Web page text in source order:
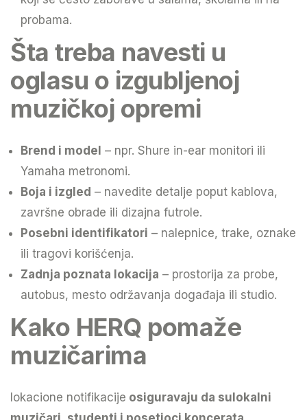
probama.
Šta treba navesti u
oglasu o izgubljenoj
muzičkoj opremi
Brend i model – npr. Shure in-ear monitori ili
Yamaha metronomi.
Boja i izgled – navedite detalje poput kablova,
završne obrade ili dizajna futrole.
Posebni identifikatori – nalepnice, trake, oznake
ili tragovi korišćenja.
Zadnja poznata lokacija – prostorija za probe,
autobus, mesto održavanja događaja ili studio.
Kako HERQ pomaže
muzičarima
lokacione notifikacije osiguravaju da sulokalni